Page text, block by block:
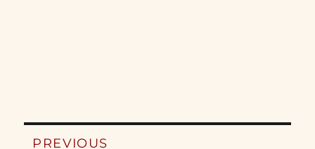
Post
PREVIOUS